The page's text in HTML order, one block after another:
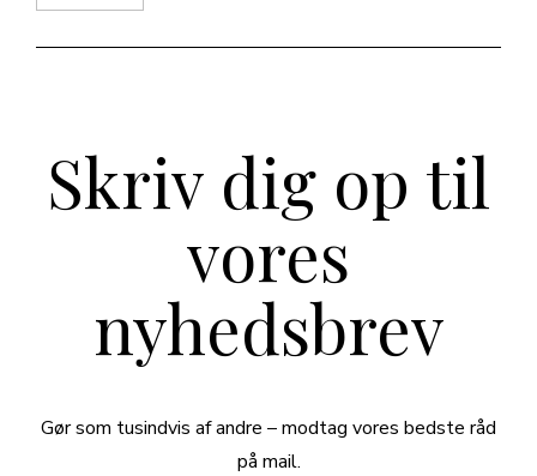
Skriv dig op til
vores
nyhedsbrev
Gør som tusindvis af andre – modtag vores bedste råd
på mail.